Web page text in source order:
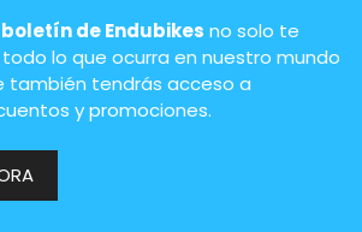
boletín de Endubikes no solo te
lo que ocurra en nuestro mundo
también tendrás acceso a
y promociones.